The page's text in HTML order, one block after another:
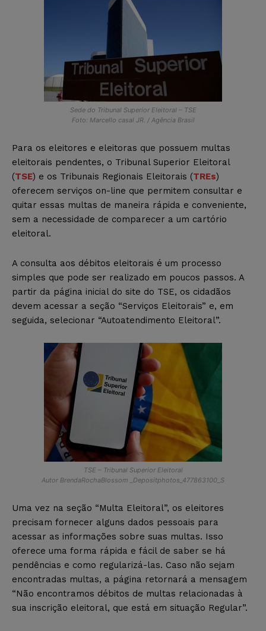
Sede do Tribunal Superior Eleitoral – TSE
Foto: Marcello casal JR. / Agência Brasil
Para os eleitores e eleitoras que possuem multas
eleitorais pendentes, o Tribunal Superior Eleitoral
(TSE) e os Tribunais Regionais Eleitorais (TREs)
oferecem serviços on-line que permitem consultar e
quitar essas multas de maneira rápida e conveniente,
sem a necessidade de comparecer a um cartório
eleitoral.
A consulta aos débitos eleitorais é um processo
simples que pode ser realizado em poucos passos. A
partir da página inicial do site do TSE, os cidadãos
devem acessar a seção “Serviços Eleitorais” e, em
seguida, selecionar “Autoatendimento Eleitoral”.
TSE – Tribunal Superior Eleitoral
Autor BrendaRochaBlossom _Depositphotos_477863100_S
Uma vez na seção “Multa Eleitoral”, os eleitores
precisam fornecer alguns dados pessoais para
acessar as informações sobre suas multas. Isso
oferece uma forma rápida e fácil de saber se há
pendências e como regularizá-las. Caso não sejam
encontradas multas, a página retornará a mensagem
“Não encontramos débitos de multas relacionadas à
sua inscrição eleitoral, que está em situação Regular”.